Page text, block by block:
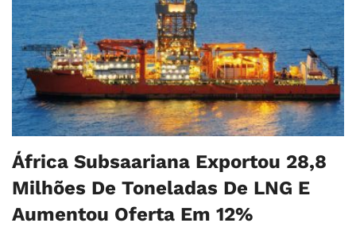
África Subsaariana Exportou 28,8
Milhões De Toneladas De LNG E
Aumentou Oferta Em 12%